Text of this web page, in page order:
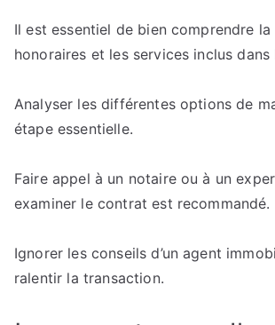
Il est essentiel de bien comprendre
honoraires et les services inclus
Analyser les différentes options de
étape essentielle.
Faire appel à un notaire ou à un
examiner le contrat est recommandé.
Ignorer les conseils d’un agent
ralentir la transaction.